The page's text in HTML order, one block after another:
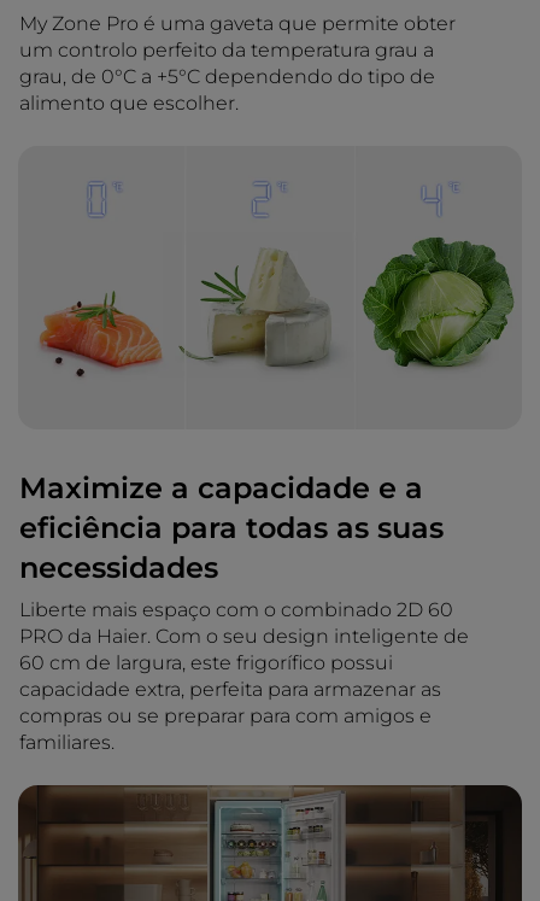
My Zone Pro é uma gaveta que permite obter
um controlo perfeito da temperatura grau a
grau, de 0°C a +5°C dependendo do tipo de
alimento que escolher.
Maximize a capacidade e a
eficiência para todas as suas
necessidades
Liberte mais espaço com o combinado 2D 60
PRO da Haier. Com o seu design inteligente de
60 cm de largura, este frigorífico possui
capacidade extra, perfeita para armazenar as
compras ou se preparar para com amigos e
familiares.